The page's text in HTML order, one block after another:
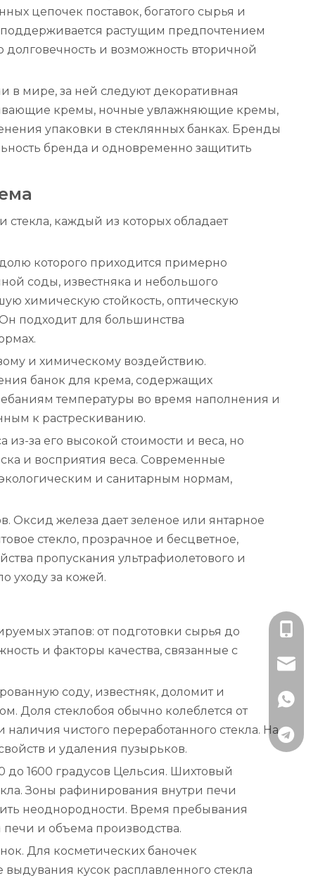
цепочек поставок, богатого сырья и
растущим предпочтением
и возможность вторичной
в мире, за ней следуют декоративная
кремы, ночные увлажняющие кремы,
упаковки в стеклянных банках. Бренды
бренда и одновременно защитить
каждый из которых обладает
которого приходится примерно
соды, известняка и небольшого
химическую стойкость, оптическую
подходит для большинства
и химическому воздействию.
банок для крема, содержащих
температуры во время наполнения и
к растрескиванию.
за его высокой стоимости и веса, но
и восприятия веса. Современные
и санитарным нормам,
Оксид железа дает зеленое или янтарное
стекло, прозрачное и бесцветное,
пропускания ультрафиолетового и
уходу за кожей.
этапов: от подготовки сырья до
и факторы качества, связанные с
соду, известняк, доломит и
Доля стеклобоя обычно колеблется от
чистого переработанного стекла. На
и удаления пузырьков.
до 1600 градусов Цельсия. Шихтовый
Зоны рафинирования внутри печи
неоднородности. Время пребывания
печи и объема производства.
Для косметических баночек
кусок расплавленного стекла
+86-